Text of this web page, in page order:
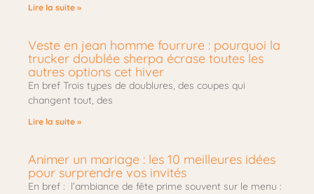
Lire la suite »
Veste en jean homme fourrure : pourquoi la
trucker doublée sherpa écrase toutes les
autres options cet hiver
En bref Trois types de doublures, des coupes qui
changent tout, des
Lire la suite »
Animer un mariage : les 10 meilleures idées
pour surprendre vos invités
En bref : l’ambiance de fête prime souvent sur le menu :